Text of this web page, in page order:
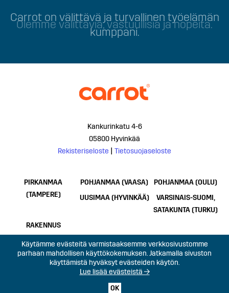
Olemme välittäviä, vastuullisia ja nopeita.
Kankurinkatu 4-6
05800 Hyvinkää
Rekisteriseloste
Tietosuojaseloste
PIRKANMAA
(TAMPERE)
POHJANMAA (VAASA)
POHJANMAA (OULU)
UUSIMAA (HYVINKÄÄ)
VARSINAIS-SUOMI,
SATAKUNTA (TURKU)
RAKENNUS
Käytämme evästeitä varmistaaksemme verkkosivustomme
parhaan mahdollisen käyttökokemuksen. Jatkamalla sivuston
käyttämistä hyväksyt evästeiden käytön.
Lue lisää evästeistä →
OK